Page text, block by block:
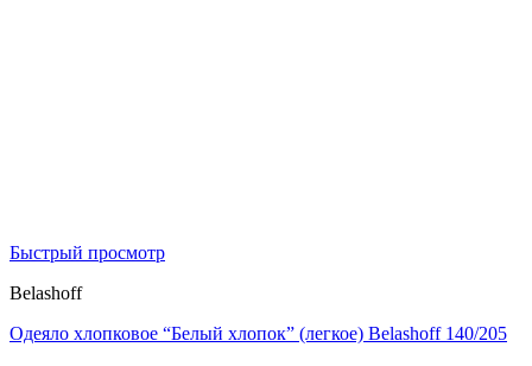
Быстрый просмотр
Belashoff
Одеяло хлопковое “Белый хлопок” (легкое) Belashoff 140/205